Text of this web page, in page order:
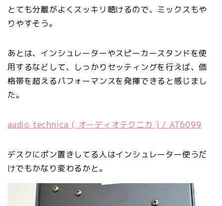
とても分離がよくスッキリ聴けるので、ミックスもや
りやすそう。
あとは、インシュレーターやスピーカースタンドを使
用するなどして、しっかりセッティングを行えば、価
格帯を超えるパフォーマンスを発揮できると感じまし
た。
audio technica ( オーディオテクニカ ) / AT6099
デスクにポン置きしてる人はインシュレーター使うだ
けでもかなり変わるかと。